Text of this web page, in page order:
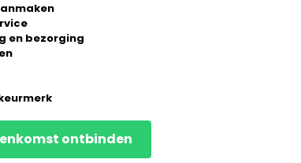
en bezorging
ontbinden